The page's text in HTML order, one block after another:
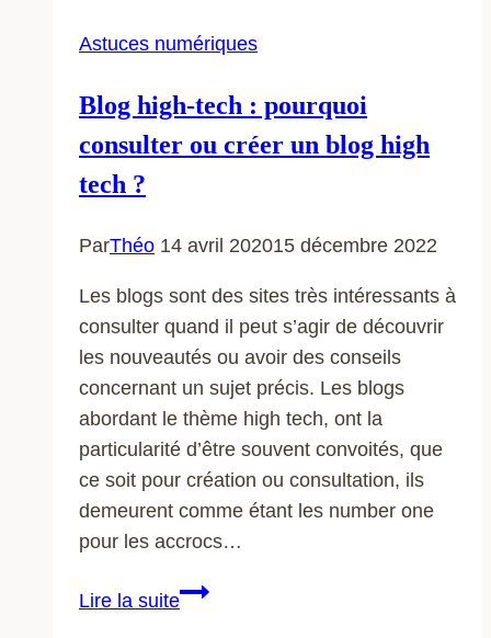
Astuces numériques
Blog high-tech : pourquoi
consulter ou créer un blog high
tech ?
ParThéo 14 avril 202015 décembre 2022
Les blogs sont des sites très intéressants à
consulter quand il peut s’agir de découvrir
les nouveautés ou avoir des conseils
concernant un sujet précis. Les blogs
abordant le thème high tech, ont la
particularité d’être souvent convoités, que
ce soit pour création ou consultation, ils
demeurent comme étant les number one
pour les accrocs…
Lire la suiteBlog